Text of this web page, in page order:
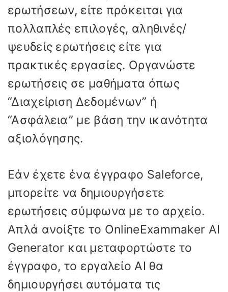
ερωτήσεων, είτε πρόκειται για
πολλαπλές επιλογές, αληθινές/
ψευδείς ερωτήσεις είτε για
πρακτικές εργασίες. Οργανώστε
ερωτήσεις σε μαθήματα όπως
“Διαχείριση Δεδομένων” ή
“Ασφάλεια” με βάση την ικανότητα
αξιολόγησης.
Εάν έχετε ένα έγγραφο Saleforce,
μπορείτε να δημιουργήσετε
ερωτήσεις σύμφωνα με το αρχείο.
Απλά ανοίξτε το OnlineExammaker AI
Generator και μεταφορτώστε το
έγγραφο, το εργαλείο AI θα
δημιουργήσει αυτόματα τις